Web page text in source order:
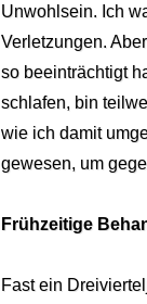
Unwohlsein. Ich
Verletzungen.
so beeinträchtigt
schlafen, bin
wie ich damit
gewesen, um
Frühzeitige
Fast ein